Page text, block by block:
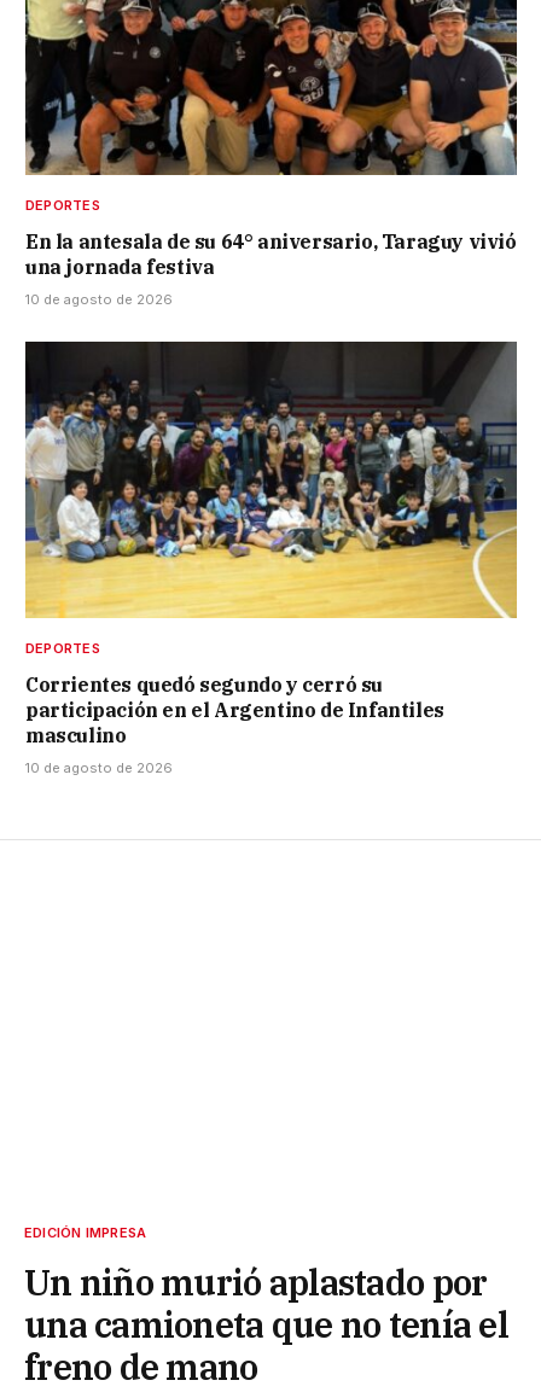
DEPORTES
En la antesala de su 64° aniversario, Taraguy vivió
una jornada festiva
10 de agosto de 2026
DEPORTES
Corrientes quedó segundo y cerró su
participación en el Argentino de Infantiles
masculino
10 de agosto de 2026
EDICIÓN IMPRESA
Un niño murió aplastado por
una camioneta que no tenía el
freno de mano